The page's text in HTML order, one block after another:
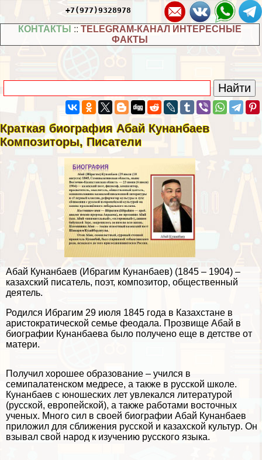
+7(977)9328978
КОНТАКТЫ :: TELEGRAM-КАНАЛ ИНТЕРЕСНЫЕ
ФАКТЫ
Краткая биография Абай Кунанбаев
Композиторы, Писатели
Абай Кунанбаев (Ибрагим Кунанбаев) (1845 – 1904) –
казахский писатель, поэт, композитор, общественный
деятель.
Родился Ибрагим 29 июля 1845 года в Казахстане в
аристократической семье феодала. Прозвище Абай в
биографии Кунанбаева было получено еще в детстве от
матери.
Получил хорошее образование – учился в
семипалатенском медресе, а также в русской школе.
Кунанбаев с юношеских лет увлекался литературой
(русской, европейской), а также работами восточных
ученых. Много сил в своей биографии Абай Кунанбаев
приложил для сближения русской и казахской культур. Он
взывал свой народ к изучению русского языка.